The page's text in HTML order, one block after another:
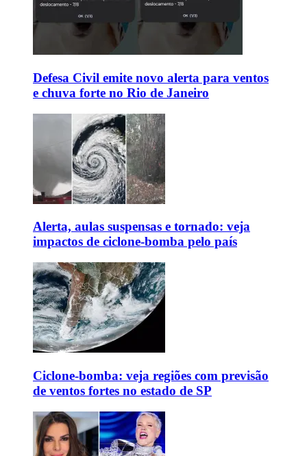
Defesa Civil emite novo alerta para ventos
e chuva forte no Rio de Janeiro
Alerta, aulas suspensas e tornado: veja
impactos de ciclone-bomba pelo país
Ciclone-bomba: veja regiões com previsão
de ventos fortes no estado de SP